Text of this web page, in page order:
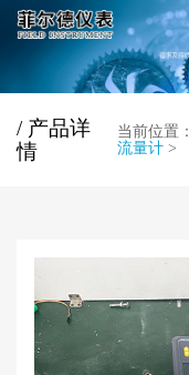
/ 产品详
情
当前位置：
流量计>